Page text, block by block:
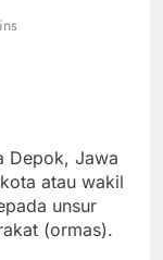
Depok, Jawa
atau wakil
unsur
(ormas).